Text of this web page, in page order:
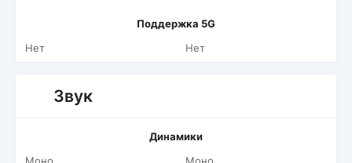
Поддержка 5G
Нет
Нет
Звук
Динамики